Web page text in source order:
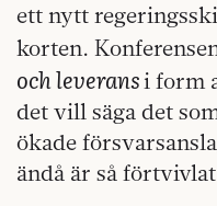
ett nytt
korten.
och leveransi form
det vill säga det
ökade
ändå är så